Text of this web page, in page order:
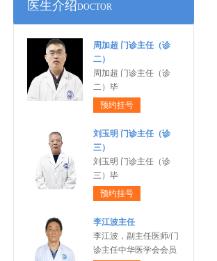
医生介绍DOCTOR
周加超 门诊主任（诊
二）
周加超 门诊主任（诊
二）毕
预约挂号
刘玉明 门诊主任（诊
三）
刘玉明 门诊主任（诊
三）毕
预约挂号
李江波主任
李江波，副主任医师/门
诊主任中华医学会会员